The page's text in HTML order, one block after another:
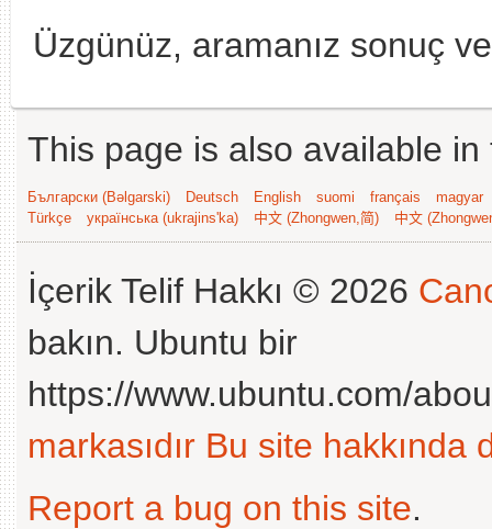
Üzgünüz, aramanız sonuç
This page is also available
Български (Bəlgarski) Deutsch English suomi français
magyar
Türkçe
українська (ukrajins'ka) 中文 (Zhongwen,简) 中文
İçerik Telif Hakkı © 2026
bakın. Ubuntu bir
https://www.ubuntu.com/
markasıdır Bu site hakkında
Report a bug on this site.